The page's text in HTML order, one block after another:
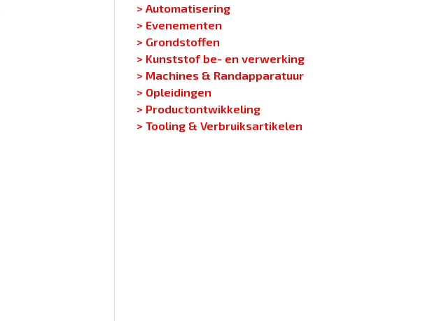
> Automatisering
> Evenementen
> Grondstoffen
> Kunststof be- en verwerking
> Machines & Randapparatuur
> Opleidingen
> Productontwikkeling
> Tooling & Verbruiksartikelen